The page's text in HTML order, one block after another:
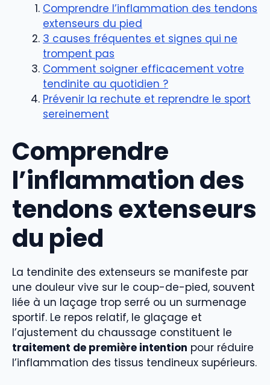
Comprendre l’inflammation des tendons
extenseurs du pied
3 causes fréquentes et signes qui ne
trompent pas
Comment soigner efficacement votre
tendinite au quotidien ?
Prévenir la rechute et reprendre le sport
sereinement
Comprendre
l’inflammation des
tendons extenseurs
du pied
La tendinite des extenseurs se manifeste par
une douleur vive sur le coup-de-pied, souvent
liée à un laçage trop serré ou un surmenage
sportif. Le repos relatif, le glaçage et
l’ajustement du chaussage constituent le
traitement de première intention pour réduire
l’inflammation des tissus tendineux supérieurs.